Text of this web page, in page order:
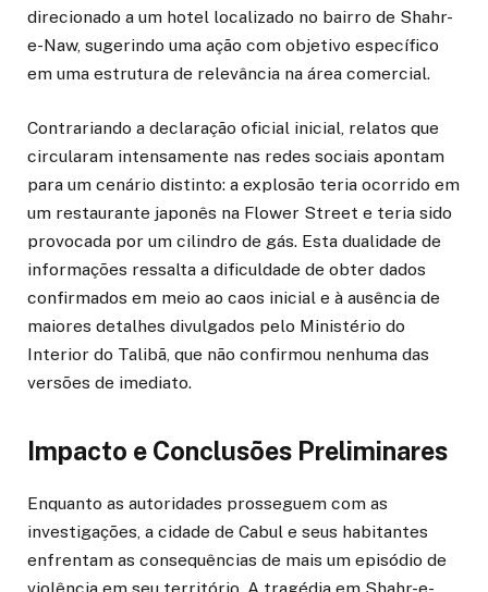
direcionado a um hotel localizado no bairro de Shahr-
e-Naw, sugerindo uma ação com objetivo específico
em uma estrutura de relevância na área comercial.
Contrariando a declaração oficial inicial, relatos que
circularam intensamente nas redes sociais apontam
para um cenário distinto: a explosão teria ocorrido em
um restaurante japonês na Flower Street e teria sido
provocada por um cilindro de gás. Esta dualidade de
informações ressalta a dificuldade de obter dados
confirmados em meio ao caos inicial e à ausência de
maiores detalhes divulgados pelo Ministério do
Interior do Talibã, que não confirmou nenhuma das
versões de imediato.
Impacto e Conclusões Preliminares
Enquanto as autoridades prosseguem com as
investigações, a cidade de Cabul e seus habitantes
enfrentam as consequências de mais um episódio de
violência em seu território. A tragédia em Shahr-e-